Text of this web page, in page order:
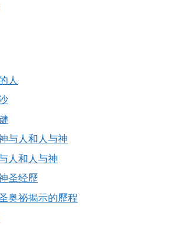
人
与人和人与神
人和人与神
圣经歷
奥祕揭示的歷程